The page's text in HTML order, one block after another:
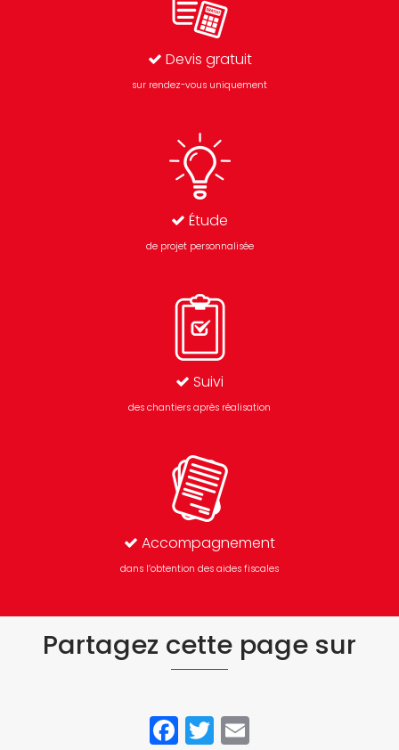
Devis gratuit
sur rendez-vous uniquement
Étude
de projet personnalisée
Suivi
des chantiers après réalisation
Accompagnement
dans l’obtention des aides fiscales
Partagez cette page sur
Facebook
Twitter